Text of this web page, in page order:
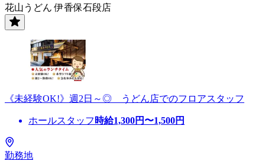
花山うどん 伊香保石段店
《未経験OK!》週2日～◎ うどん店でのフロアスタッフ
ホールスタッフ 時給1,300円〜1,500円
勤務地